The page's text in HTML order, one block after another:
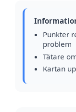
Punkter
problem
Tätare
Kartan